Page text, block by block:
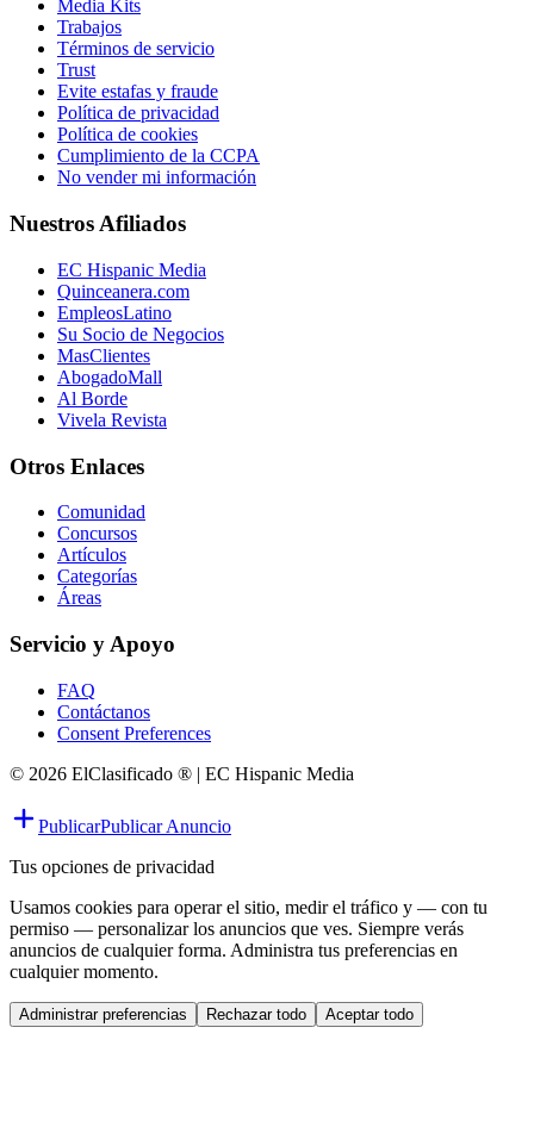
Media Kits
Trabajos
Términos de servicio
Trust
Evite estafas y fraude
Política de privacidad
Política de cookies
Cumplimiento de la CCPA
No vender mi información
Nuestros Afiliados
EC Hispanic Media
Quinceanera.com
EmpleosLatino
Su Socio de Negocios
MasClientes
AbogadoMall
Al Borde
Vivela Revista
Otros Enlaces
Comunidad
Concursos
Artículos
Categorías
Áreas
Servicio y Apoyo
FAQ
Contáctanos
Consent Preferences
© 2026 ElClasificado ® | EC Hispanic Media
PublicarPublicar Anuncio
Tus opciones de privacidad
Usamos cookies para operar el sitio, medir el tráfico y — con tu
permiso — personalizar los anuncios que ves. Siempre verás
anuncios de cualquier forma. Administra tus preferencias en
cualquier momento.
Administrar preferencias Rechazar todo Aceptar todo